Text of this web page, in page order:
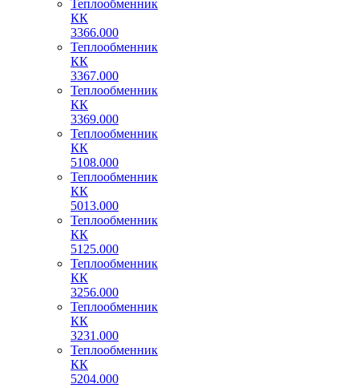
Теплообменник
КК
3366.000
Теплообменник
КК
3367.000
Теплообменник
КК
3369.000
Теплообменник
КК
5108.000
Теплообменник
КК
5013.000
Теплообменник
КК
5125.000
Теплообменник
КК
3256.000
Теплообменник
КК
3231.000
Теплообменник
КК
5204.000